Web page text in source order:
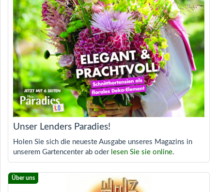
Unser Lenders Paradies!
Holen Sie sich die neueste Ausgabe unseres Magazins in
unserem Gartencenter ab oder lesen Sie sie online.